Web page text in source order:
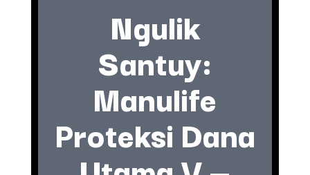
Ngulik
Santuy:
Manulife
Proteksi Dana